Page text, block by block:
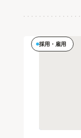
採用・雇用